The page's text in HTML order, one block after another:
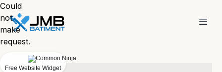
Could
not
make
request.
Free Website Widget